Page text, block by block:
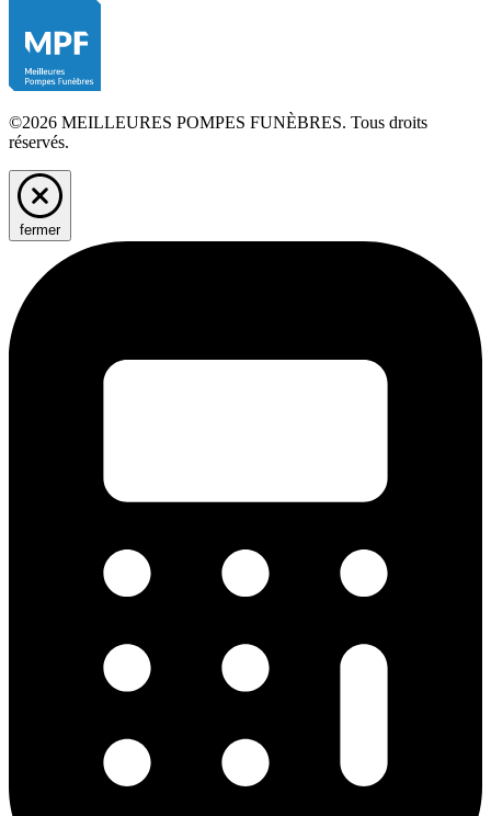
©2026 MEILLEURES POMPES FUNÈBRES. Tous droits
réservés.
fermer